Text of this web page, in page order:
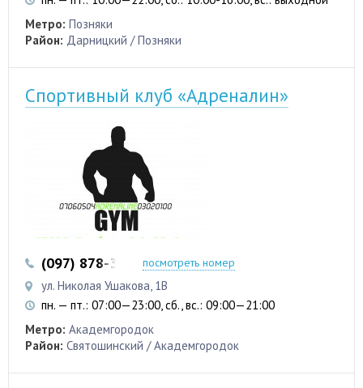
Метро: Позняки
Район: Дарницкий / Позняки
Спортивный клуб «Адреналин»
(097) 878-38-00посмотреть номер
ул. Николая Ушакова, 1В
пн. — пт.: 07:00—23:00, сб., вс.: 09:00—21:00
Метро: Академгородок
Район: Святошинский / Академгородок